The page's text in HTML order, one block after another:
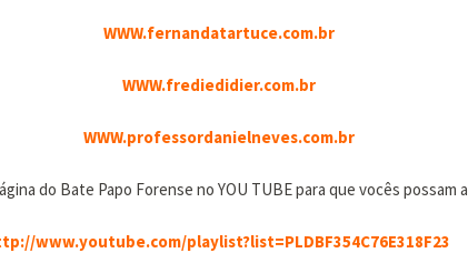
WWW.fernandatartuce.com.br
WWW.frediedidier.com.br
WWW.professordanielneves.com.br
do Bate Papo Forense no YOU TUBE para que vocês possam
www.youtube.com/playlist?list=PLDBF354C76E318F23